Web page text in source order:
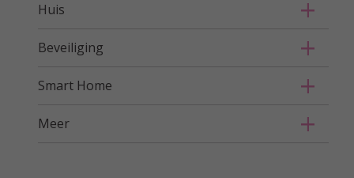
Huis
Beveiliging
Smart Home
Meer